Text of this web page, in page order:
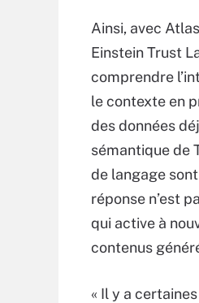
Ainsi, avec
Einstein Trust
comprendre
le contexte en
des données
sémantique de
de langage
réponse n’est
qui active à
contenus
« Il y a